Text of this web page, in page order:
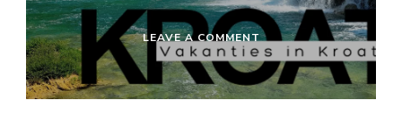
LEAVE A COMMENTON
KROATIË
SPLIT
VAKANTIE